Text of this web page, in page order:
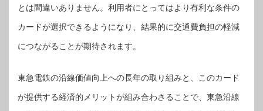
とは間違いありません。利用者にとってはより有利な条件の
カードが選択できるようになり、結果的に交通費負担の軽減
につながることが期待されます。
東急電鉄の沿線価値向上への長年の取り組みと、このカード
が提供する経済的メリットが組み合わさることで、東急沿線